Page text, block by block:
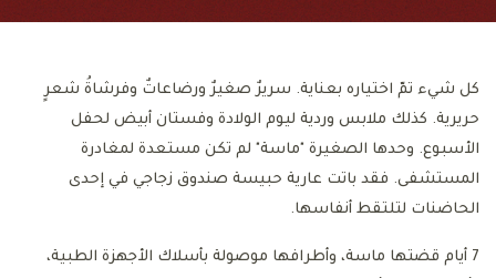
كل شيء تمّ اختياره بعناية. سريرٌ صغيرٌ ورضاعاتٌ وفرشاةُ شعرٍ
حريرية. كذلك ملابس وردية ليوم الولادة وفستان أبيض لحفل
الأسبوع. وحدها الصغيرة "ماسة" لم تكن مستعدة لمغادرة
المستشفى. فقد باتت عارية حبيسة صندوق زجاجي في إحدى
الحاضنات لتلتقط أنفاسها.
7 أيام قضتها ماسة، وأطرافها موصولة بأسلاك الأجهزة الطبية،